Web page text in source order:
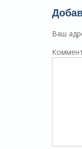
Ваш